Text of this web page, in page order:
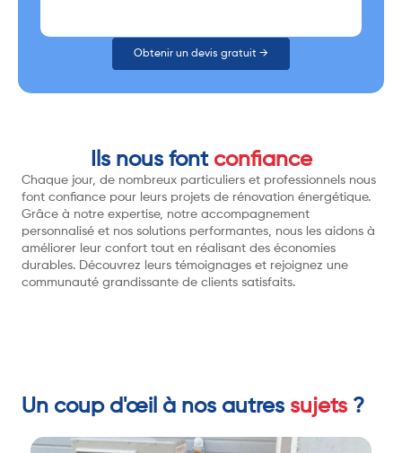
Obtenir un devis gratuit →
Ils nous font confiance
Chaque jour, de nombreux particuliers et professionnels nous
font confiance pour leurs projets de rénovation énergétique.
Grâce à notre expertise, notre accompagnement
personnalisé et nos solutions performantes, nous les aidons à
améliorer leur confort tout en réalisant des économies
durables. Découvrez leurs témoignages et rejoignez une
communauté grandissante de clients satisfaits.
Un coup d'œil à nos autres sujets ?